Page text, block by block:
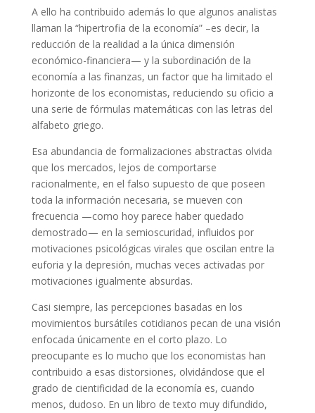
A ello ha contribuido además lo que algunos analistas
llaman la “hipertrofia de la economía” –es decir, la
reducción de la realidad a la única dimensión
económico-financiera— y la subordinación de la
economía a las finanzas, un factor que ha limitado el
horizonte de los economistas, reduciendo su oficio a
una serie de fórmulas matemáticas con las letras del
alfabeto griego.
Esa abundancia de formalizaciones abstractas olvida
que los mercados, lejos de comportarse
racionalmente, en el falso supuesto de que poseen
toda la información necesaria, se mueven con
frecuencia —como hoy parece haber quedado
demostrado— en la semioscuridad, influidos por
motivaciones psicológicas virales que oscilan entre la
euforia y la depresión, muchas veces activadas por
motivaciones igualmente absurdas.
Casi siempre, las percepciones basadas en los
movimientos bursátiles cotidianos pecan de una visión
enfocada únicamente en el corto plazo. Lo
preocupante es lo mucho que los economistas han
contribuido a esas distorsiones, olvidándose que el
grado de cientificidad de la economía es, cuando
menos, dudoso. En un libro de texto muy difundido,